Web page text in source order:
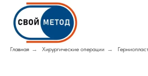
Главная → Хирургические операции →